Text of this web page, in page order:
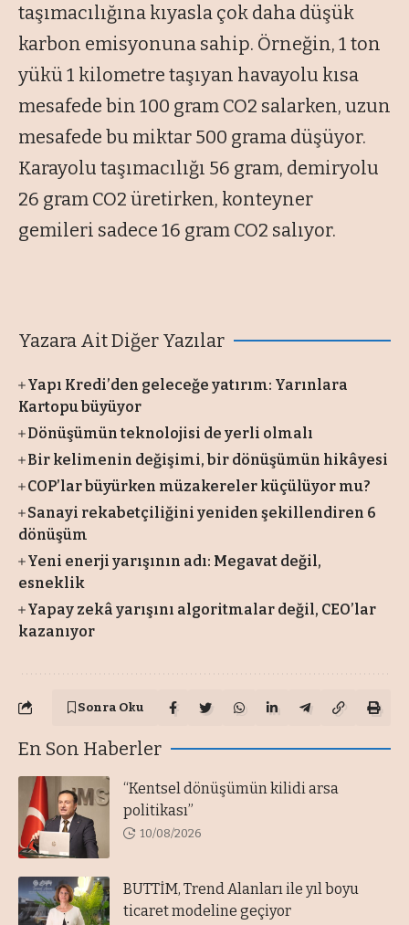
taşımacılığına kıyasla çok daha düşük
karbon emisyonuna sahip. Örneğin, 1 ton
yükü 1 kilometre taşıyan havayolu kısa
mesafede bin 100 gram CO2 salarken, uzun
mesafede bu miktar 500 grama düşüyor.
Karayolu taşımacılığı 56 gram, demiryolu
26 gram CO2 üretirken, konteyner
gemileri sadece 16 gram CO2 salıyor.
Yazara Ait Diğer Yazılar
Yapı Kredi’den geleceğe yatırım: Yarınlara
Kartopu büyüyor
Dönüşümün teknolojisi de yerli olmalı
Bir kelimenin değişimi, bir dönüşümün hikâyesi
COP’lar büyürken müzakereler küçülüyor mu?
Sanayi rekabetçiliğini yeniden şekillendiren 6
dönüşüm
Yeni enerji yarışının adı: Megavat değil,
esneklik
Yapay zekâ yarışını algoritmalar değil, CEO’lar
kazanıyor
Sonra Oku
En Son Haberler
“Kentsel dönüşümün kilidi arsa
politikası”
10/08/2026
BUTTİM, Trend Alanları ile yıl boyu
ticaret modeline geçiyor